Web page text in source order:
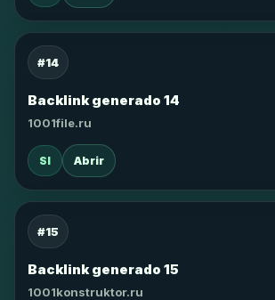
#14
Backlink generado 14
1001file.ru
SI Abrir
#15
Backlink generado 15
1001konstruktor.ru